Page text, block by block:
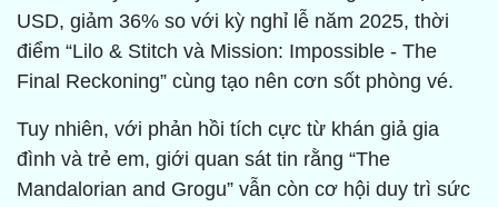
USD, giảm 36% so với kỳ nghỉ lễ năm 2025, thời
điểm “Lilo & Stitch và Mission: Impossible - The
Final Reckoning” cùng tạo nên cơn sốt phòng vé.
Tuy nhiên, với phản hồi tích cực từ khán giả gia
đình và trẻ em, giới quan sát tin rằng “The
Mandalorian and Grogu” vẫn còn cơ hội duy trì sức